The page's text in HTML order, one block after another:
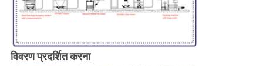
विवरण प्रदर्शित करना